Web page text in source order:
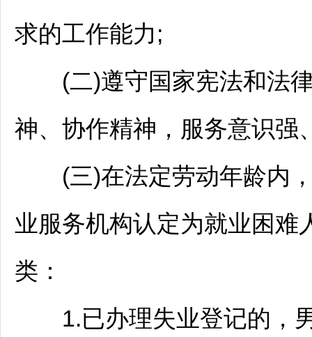
求的工作能力;
(二)遵守国家宪法和法律
神、协作精神，服务意识强
(三)在法定劳动年龄内，
业服务机构认定为就业困难
类：
1.已办理失业登记的，男